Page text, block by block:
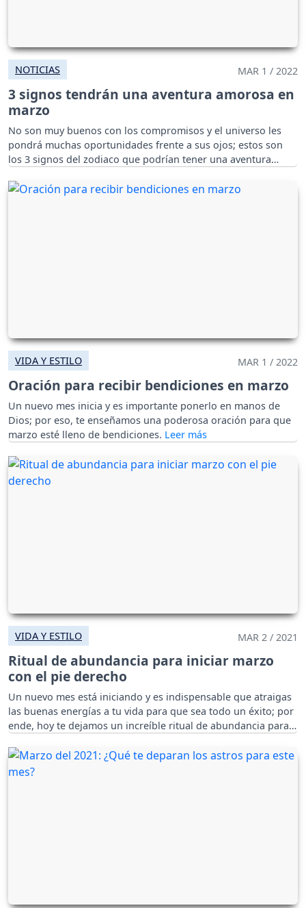
NOTICIAS MAR 1 / 2022
3 signos tendrán una aventura amorosa en
marzo
No son muy buenos con los compromisos y el universo les
pondrá muchas oportunidades frente a sus ojos; estos son
los 3 signos del zodiaco que podrían tener una aventura
VIDA Y ESTILO MAR 1 / 2022
Oración para recibir bendiciones en marzo
Un nuevo mes inicia y es importante ponerlo en manos de
Dios; por eso, te enseñamos una poderosa oración para que
marzo esté lleno de bendiciones.
VIDA Y ESTILO MAR 2 / 2021
Ritual de abundancia para iniciar marzo
con el pie derecho
Un nuevo mes está iniciando y es indispensable que atraigas
las buenas energías a tu vida para que sea todo un éxito; por
ende, hoy te dejamos un increíble ritual de abundancia para